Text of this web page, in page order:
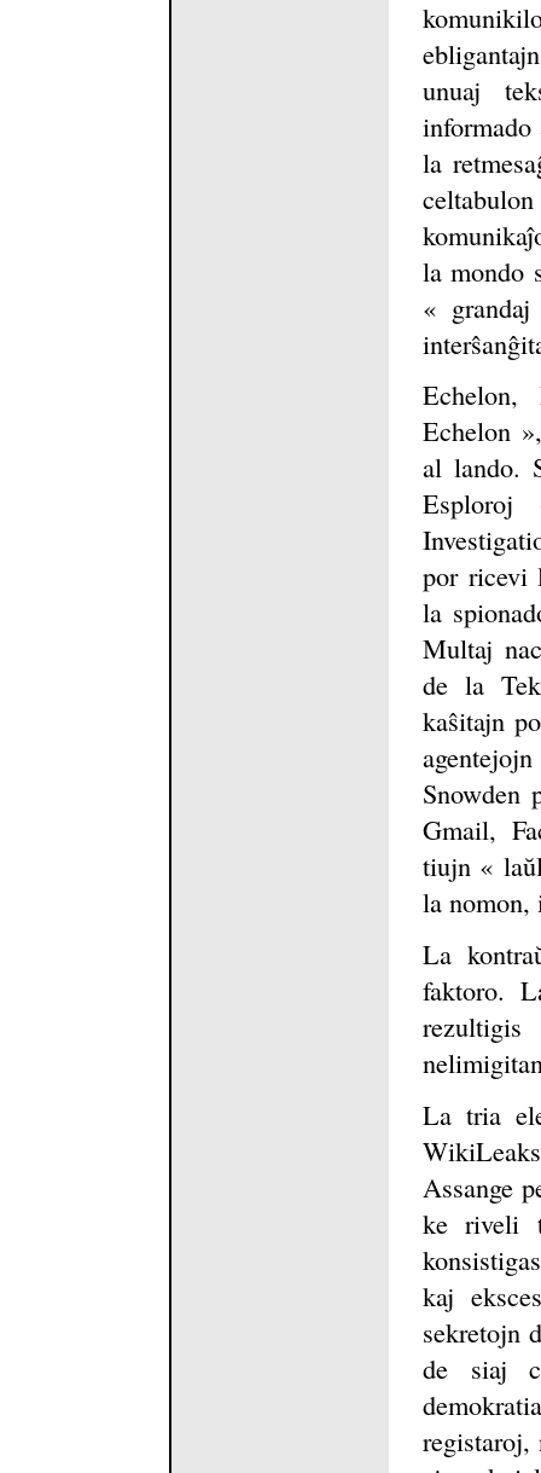
unuaj
informado
la
la mondo
«
Echelon
al lando.
por ricevi
la
Multaj
de la
kaŝitajn
Gmail,
tiujn «
la nomon,
La
faktoro.
La tria
Assange
ke riveli
kaj
sekretojn
de siaj
registaroj,